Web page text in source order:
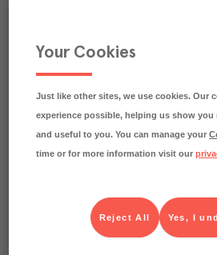
Your Cookies
Just like other sites, we use cookies. Our
experience possible, helping us show
and useful to you. You can manage your
time or for more information visit our
Yes, I
Reject All